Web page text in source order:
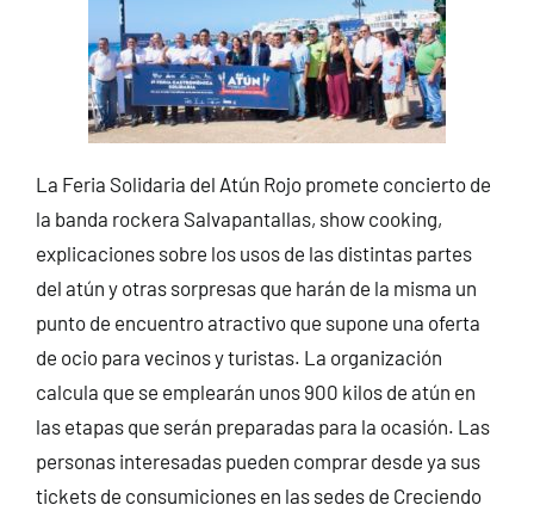
La Feria Solidaria del Atún Rojo promete concierto de
la banda rockera Salvapantallas, show cooking,
explicaciones sobre los usos de las distintas partes
del atún y otras sorpresas que harán de la misma un
punto de encuentro atractivo que supone una oferta
de ocio para vecinos y turistas. La organización
calcula que se emplearán unos 900 kilos de atún en
las etapas que serán preparadas para la ocasión. Las
personas interesadas pueden comprar desde ya sus
tickets de consumiciones en las sedes de Creciendo